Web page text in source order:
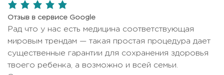
5,0
rating
Отзыв в сервисе Google
Рад что у нас есть медицина соответствующая
мировым трендам — такая простая процедура дает
существенные гарантии для сохранения здоровья
твоего ребенка, а возможно и всей семьи.